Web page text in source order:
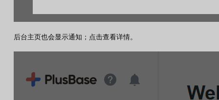
后台主页也会显示通知；点击查看详情。